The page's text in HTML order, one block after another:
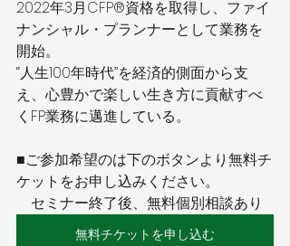
2022年3月CFP®資格を取得し、ファイ
ナンシャル・プランナーとして業務を
開始。
“人生100年時代”を経済的側面から支
え、心豊かで楽しい生き方に貢献すべ
くFP業務に邁進している。
■ご参加希望のは下のボタンより無料チ
ケットをお申し込みください。
セミナー終了後、無料個別相談あり
無料チケットを申し込む